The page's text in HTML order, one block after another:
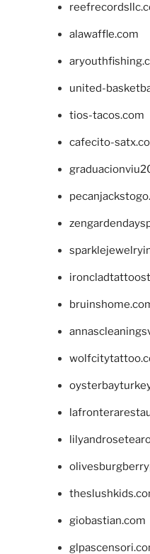
alawaffle.com
united-
tios-tacos.com
cafecito-
giobastian.com